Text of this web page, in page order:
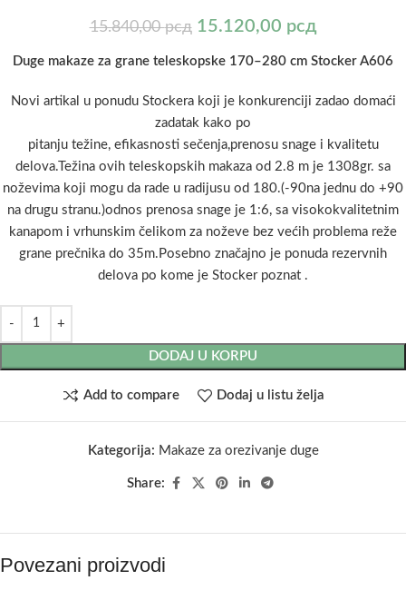
15.840,00рсд 15.120,00 рсд
Duge makaze za grane teleskopske 170–280 cm Stocker A606
Novi artikal u ponudu Stockera koji je konkurenciji zadao domaći
zadatak kako po
pitanju težine, efikasnosti sečenja,prenosu snage i kvalitetu
delova.Težina ovih teleskopskih makaza od 2.8 m je 1308gr. sa
noževima koji mogu da rade u radijusu od 180.(-90na jednu do +90
na drugu stranu.)odnos prenosa snage je 1:6, sa visokokvalitetnim
kanapom i vrhunskim čelikom za noževe bez većih problema reže
grane prečnika do 35m.Posebno značajno je ponuda rezervnih
delova po kome je Stocker poznat .
DODAJ U KORPU
Add to compare Dodaj u listu želja
Kategorija: Makaze za orezivanje duge
Share:
Povezani proizvodi